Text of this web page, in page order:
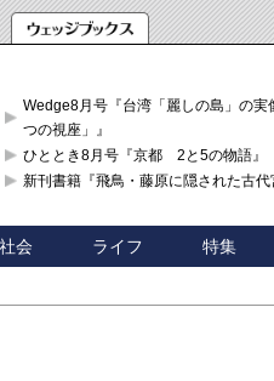
Wedge8月号『台湾「麗しの島」の
つの視座」』
ひととき8月号『京都 2と5の物語』
新刊書籍『飛鳥・藤原に隠された古代
社会 ライフ 特集